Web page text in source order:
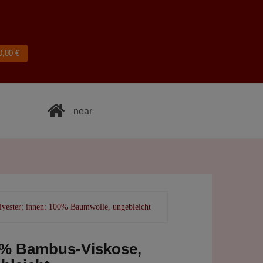
€
near
innen: 100% Baumwolle, ungebleicht
Bambus-Viskose,